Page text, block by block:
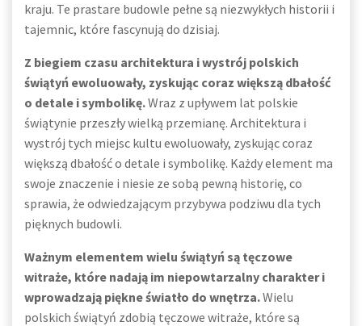
kraju. Te prastare budowle pełne są niezwykłych historii i
tajemnic, które fascynują do dzisiaj.
Z biegiem czasu architektura i wystrój polskich
świątyń ewoluowały, zyskując coraz większą dbałość
o detale i symbolikę.Wraz z upływem lat polskie
świątynie przeszły wielką przemianę. Architektura i
wystrój tych miejsc kultu ewoluowały, zyskując coraz
większą dbałość o detale i symbolikę. Każdy element ma
swoje znaczenie i niesie ze sobą pewną historię, co
sprawia, że odwiedzającym przybywa podziwu dla tych
pięknych budowli.
Ważnym elementem wielu świątyń są tęczowe
witraże, które nadają im niepowtarzalny charakter i
wprowadzają piękne światło do wnętrza.Wielu
polskich świątyń zdobią tęczowe witraże, które są